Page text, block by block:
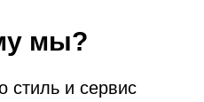
мы?
стиль и сервис